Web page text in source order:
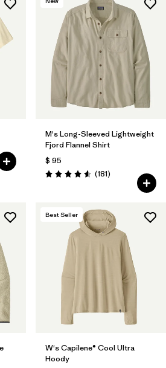
M's Long-Sleeved Lightweight
Fjord Flannel Shirt
$ 95
Valoración: 4.6 / 5
(181Comentarios
)
Best Seller
W's Capilene® Cool Ultra
Hoody